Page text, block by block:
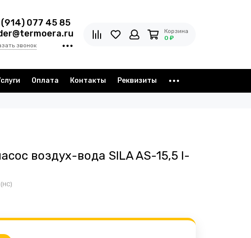
(914) 077 45 85
звонок
Корзина
0 ₽
Оплата Контакты Реквизиты
воздух-вода SILA AS-15,5 I-